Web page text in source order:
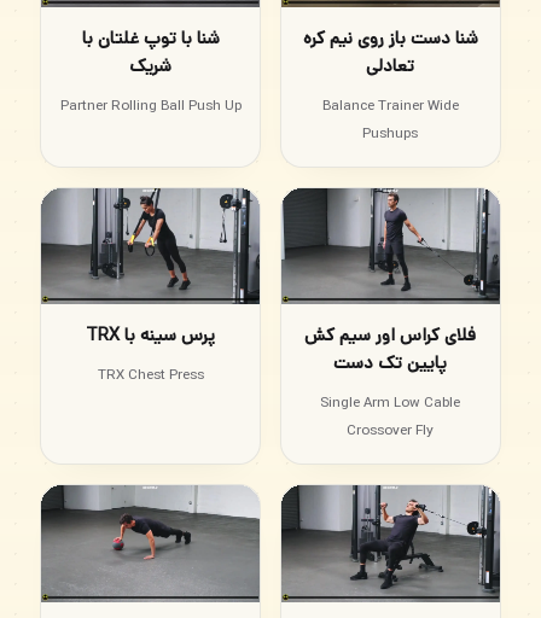
شنا دست باز روی نیم کره
تعادلی
Balance Trainer Wide
Pushups
شنا با توپ غلتان با
شریک
Partner Rolling Ball Push Up
فلای کراس اور سیم کش
پایین تک دست
Single Arm Low Cable
Crossover Fly
پرس سینه با TRX
TRX Chest Press